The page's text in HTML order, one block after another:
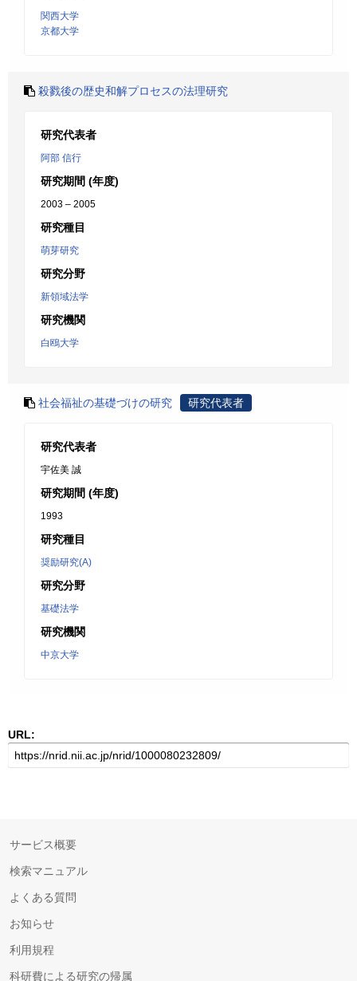
関西大学
京都大学
殺戮後の歴史和解プロセスの法理研究
研究代表者
阿部 信行
研究期間 (年度)
2003 – 2005
研究種目
萌芽研究
研究分野
新領域法学
研究機関
白鴎大学
社会福祉の基礎づけの研究 研究代表者
研究代表者
宇佐美 誠
研究期間 (年度)
1993
研究種目
奨励研究(A)
研究分野
基礎法学
研究機関
中京大学
URL:
サービス概要
検索マニュアル
よくある質問
お知らせ
利用規程
科研費による研究の帰属